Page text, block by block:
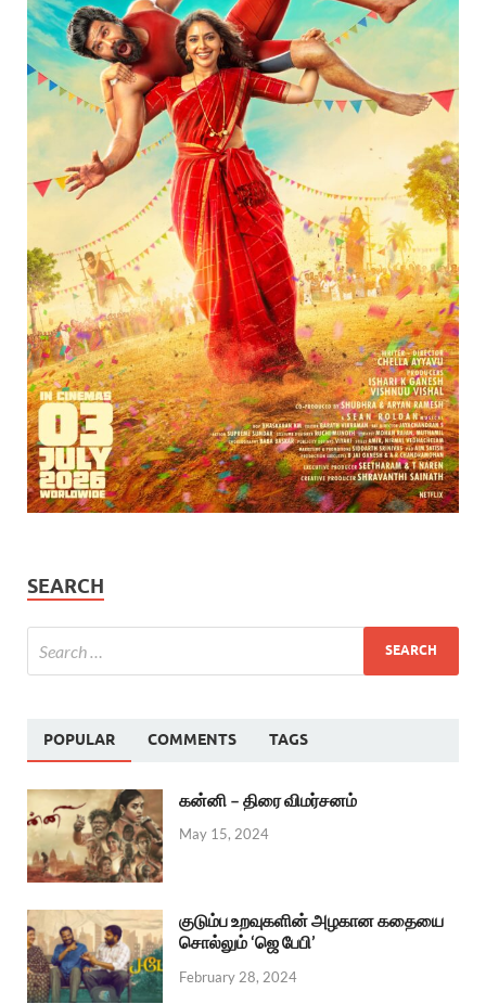
SEARCH
POPULAR COMMENTS TAGS
கன்னி – திரை விமர்சனம்
May 15, 2024
குடும்ப உறவுகளின் அழகான கதையை
சொல்லும் ‘ஜெ பேபி’
February 28, 2024